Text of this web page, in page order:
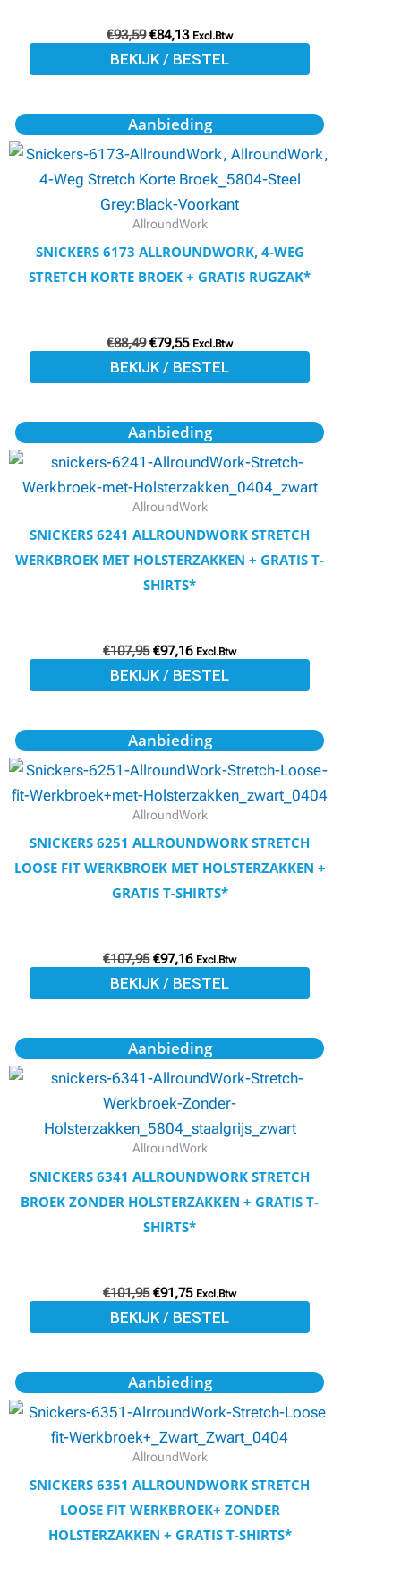
€93,59 €84,13 Excl.Btw
BEKIJK / BESTEL
op
de
Aanbieding
AllroundWork
SNICKERS 6173 ALLROUNDWORK, 4-WEG
STRETCH KORTE BROEK + GRATIS RUGZAK*
€88,49
Oorspronkelijke
prijs
was:
€88,49.
€79,55
Huidige
prijs
is:
€79,55.
Excl.Btw
BEKIJK / BESTEL
Dit
product
meerdere
variaties.
Deze
optie
worden
op
productpagina
Aanbieding
AllroundWork
SNICKERS 6241 ALLROUNDWORK STRETCH
WERKBROEK MET HOLSTERZAKKEN + GRATIS T-
SHIRTS*
€107,95
Oorspronkelijke
prijs
was:
€107,95.
€97,16
Huidige
prijs
is:
€97,16.
Excl.Btw
BEKIJK / BESTEL
Dit
product
heeft
meerdere
variaties.
Deze
optie
worden
op
productpagina
Aanbieding
AllroundWork
SNICKERS 6251 ALLROUNDWORK STRETCH
LOOSE FIT WERKBROEK MET HOLSTERZAKKEN +
GRATIS T-SHIRTS*
€107,95
Oorspronkelijke
prijs
was:
€107,95.
€97,16
Huidige
prijs
is:
€97,16.
Excl.Btw
BEKIJK / BESTEL
Dit
product
meerdere
variaties.
Deze
optie
worden
op
productpagina
Aanbieding
AllroundWork
SNICKERS 6341 ALLROUNDWORK STRETCH
BROEK ZONDER HOLSTERZAKKEN + GRATIS T-
SHIRTS*
€101,95
Oorspronkelijke
prijs
was:
€91,75
Huidige
prijs
is:
Excl.Btw
BEKIJK / BESTEL
Dit
product
heeft
meerdere
variaties.
Deze
optie
kan
op
de
Aanbieding
AllroundWork
SNICKERS 6351 ALLROUNDWORK STRETCH
LOOSE FIT WERKBROEK+ ZONDER
HOLSTERZAKKEN + GRATIS T-SHIRTS*
Oorspronkelijke
prijs
was:
€101,95.
Huidige
prijs
is:
€91,76.
Dit
product
meerdere
variaties.
Deze
optie